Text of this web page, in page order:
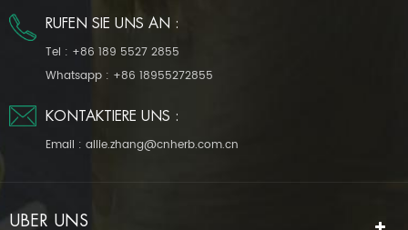
RUFEN SIE UNS AN :
Tel : +86 189 5527 2855
Whatsapp : +86 18955272855
KONTAKTIERE UNS :
Email : allie.zhang@cnherb.com.cn
ÜBER UNS